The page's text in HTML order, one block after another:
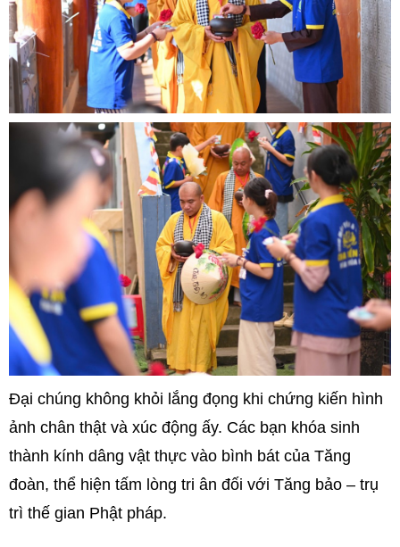
Đại chúng không khỏi lắng đọng khi chứng kiến hình
ảnh chân thật và xúc động ấy. Các bạn khóa sinh
thành kính dâng vật thực vào bình bát của Tăng
đoàn, thể hiện tấm lòng tri ân đối với Tăng bảo – trụ
trì thế gian Phật pháp.